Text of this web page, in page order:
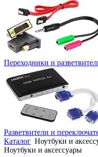
Переходники и
Разветвители и
Каталог Ноутбуки и
Ноутбуки и аксессуары